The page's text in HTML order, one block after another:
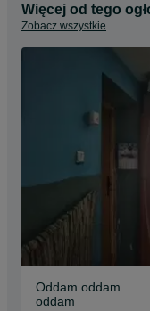
Więcej od tego
Zobacz wszystkie
Oddam oddam
oddam